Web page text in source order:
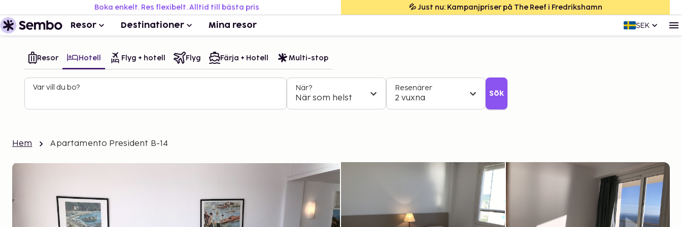
Boka enkelt. Res flexibelt. Alltid till bästa pris 💦 Just nu: Kampanjpriser på The Reef i Fredrikshamn
Resor Destinationer Mina resor SEK
Resor Hotell Flyg + hotell Flyg Färja + Hotell Multi-stop
Var vill du bo? När?
När som helst
Resenärer
2 vuxna Sök
Hem Apartamento President B-14